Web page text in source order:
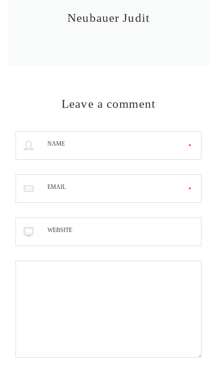
Neubauer Judit
Leave a comment
NAME
EMAIL
WEBSITE